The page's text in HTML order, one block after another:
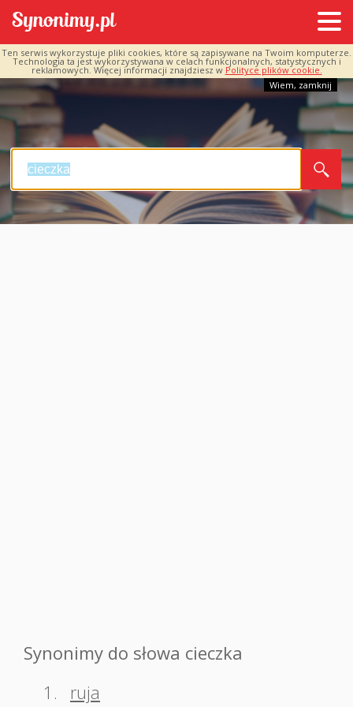
Ten serwis wykorzystuje pliki cookies, które są zapisywane na Twoim komputerze.
Technologia ta jest wykorzystywana w celach funkcjonalnych, statystycznych i
reklamowych. Więcej informacji znajdziesz w Polityce plików cookie.
Wiem, zamknij
Synonimy do słowa cieczka
1.
ruja